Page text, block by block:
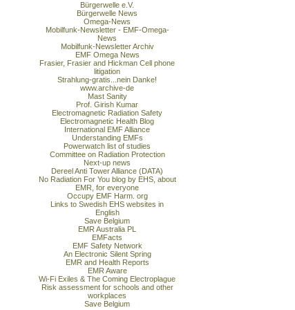
Bürgerwelle e.V.
Bürgerwelle News
Omega-News
Mobilfunk-Newsletter - EMF-Omega-
News
Mobilfunk-Newsletter Archiv
EMF Omega News
Frasier, Frasier and Hickman Cell phone
litigation
Strahlung-gratis...nein Danke!
www.archive-de
Mast Sanity
Prof. Girish Kumar
Electromagnetic Radiation Safety
Electromagnetic Health Blog
International EMF Alliance
Understanding EMFs
Powerwatch list of studies
Committee on Radiation Protection
Next-up news
Dereel Anti Tower Alliance (DATA)
No Radiation For You blog by EHS, about
EMR, for everyone
Occupy EMF Harm. org
Links to Swedish EHS websites in
English
Save Belgium
EMR Australia PL
EMFacts
EMF Safety Network
An Electronic Silent Spring
EMR and Health Reports
EMR Aware
Wi-Fi Exiles & The Coming Electroplague
Risk assessment for schools and other
workplaces
Save Belgium